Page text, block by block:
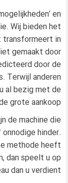
en
Wij bieden het
transformeert in
gemaakt door
door de
Terwijl anderen
al bezig met de
grote aankoop.
de machine die
hinder.
methode heeft
dan speelt u op
dan u verdient.